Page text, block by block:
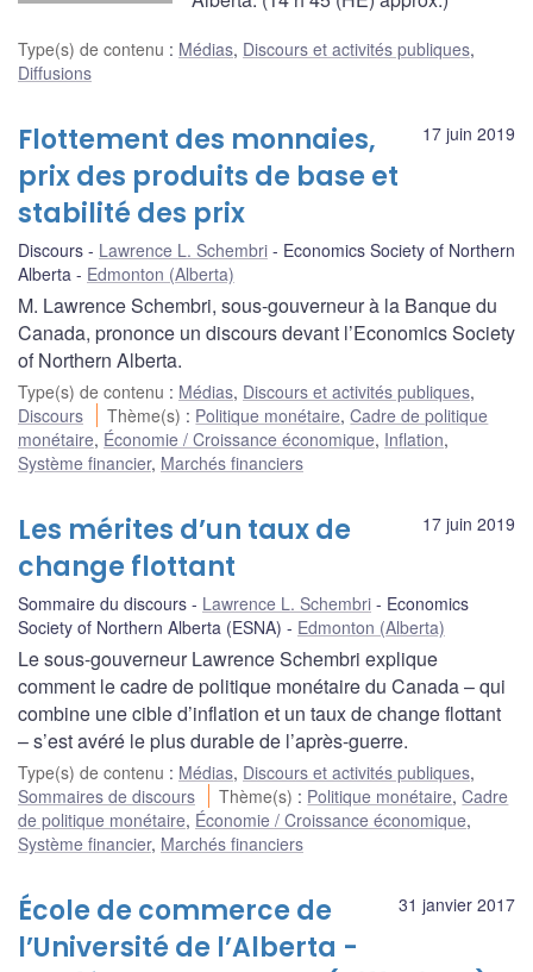
Type(s) de contenu : Médias, Discours et activités publiques,
Diffusions
17 juin 2019
Flottement des monnaies,
prix des produits de base et
stabilité des prix
Discours Lawrence L. Schembri
Economics Society of Northern
Alberta
Edmonton (Alberta)
M. Lawrence Schembri, sous-gouverneur à la Banque du
Canada, prononce un discours devant l’Economics Society
of Northern Alberta.
Type(s) de contenu : Médias, Discours et activités publiques,
Discours
Thème(s) : Politique monétaire,Cadre de politique
monétaire, Économie / Croissance économique, Inflation,
Système financier, Marchés financiers
17 juin 2019
Les mérites d’un taux de
change flottant
Sommaire du discours Lawrence L. Schembri
Economics
Society of Northern Alberta (ESNA)
Edmonton (Alberta)
Le sous-gouverneur Lawrence Schembri explique
comment le cadre de politique monétaire du Canada – qui
combine une cible d’inflation et un taux de change flottant
– s’est avéré le plus durable de l’après-guerre.
Type(s) de contenu : Médias, Discours et activités publiques,
Sommaires de discours
Thème(s) : Politique monétaire,Cadre
de politique monétaire, Économie / Croissance économique,
Système financier, Marchés financiers
31 janvier 2017
École de commerce de
l’Université de l’Alberta -